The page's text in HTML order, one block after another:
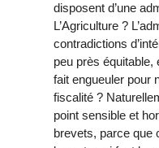
disposent d’une
L’Agriculture ?
contradictions
peu près équitable,
fait engueuler pour
fiscalité ?
point sensible et
brevets, parce que